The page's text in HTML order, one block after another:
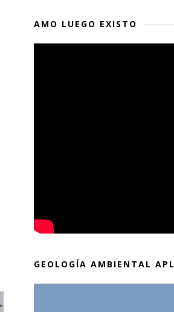
AMO LUEGO EXISTO
GEOLOGÍA AMBIENTAL